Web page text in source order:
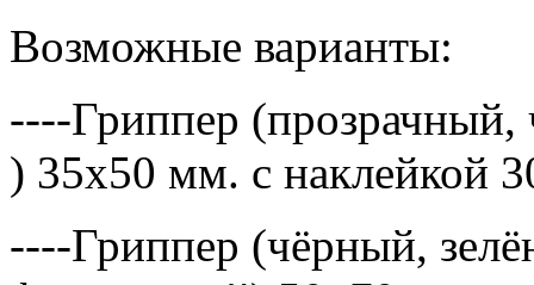
Возможные варианты:
----Гриппер
) 35х50 мм. с наклейкой
----Гриппер (чёрный,